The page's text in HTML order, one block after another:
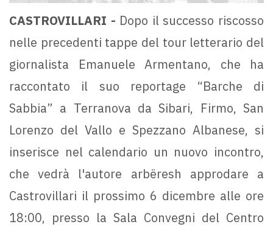
CASTROVILLARI - Dopo il successo riscosso
nelle precedenti tappe del tour letterario del
giornalista Emanuele Armentano, che ha
raccontato il suo reportage “Barche di
Sabbia” a Terranova da Sibari, Firmo, San
Lorenzo del Vallo e Spezzano Albanese, si
inserisce nel calendario un nuovo incontro,
che vedrà l'autore arbëresh approdare a
Castrovillari il prossimo 6 dicembre alle ore
18:00, presso la Sala Convegni del Centro